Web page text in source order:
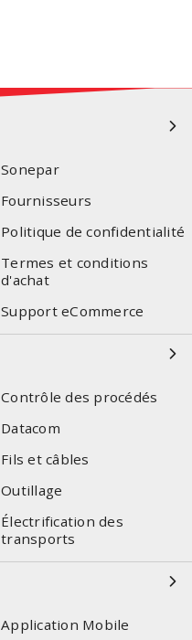
Sonepar
Fournisseurs
Politique de confidentialité
Termes et conditions
d'achat
Support eCommerce
Contrôle des procédés
Datacom
Fils et câbles
Outillage
Électrification des
transports
Application Mobile